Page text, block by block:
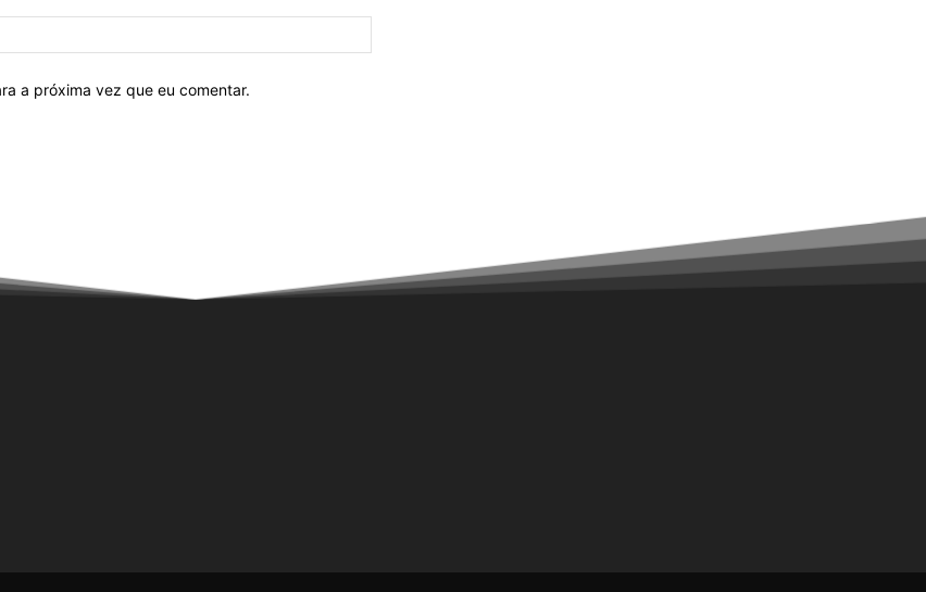
a próxima vez que eu comentar.